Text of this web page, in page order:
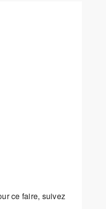
ce faire, suivez